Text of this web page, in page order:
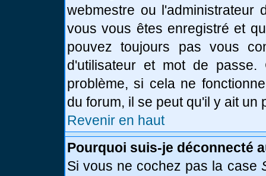
webmestre ou l'administrateur
vous vous êtes enregistré et
pouvez toujours pas vous
d'utilisateur et mot de
problème, si cela ne
du forum, il se peut qu'il y ait un
Revenir en haut
Pourquoi suis-je déconnecté
Si vous ne cochez pas la case